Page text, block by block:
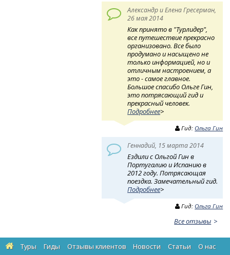
Александр и Елена Гресерман,
26 мая 2014
Как принято в "Турлидер",
все путешествие прекрасно
организовано. Все было
продумано и насыщено не
только информацией, но и
отличным настроением, а
это - самое главное.
Большое спасибо Ольге Гин,
это потрясающий гид и
прекрасный человек.
Подробнее>
Гид: Ольга Гин
Геннадий, 15 марта 2014
Ездили с Ольгой Гин в
Португалию и Испанию в
2012 году. Потрясающая
поездка. Замечательный гид.
Подробнее>
Гид: Ольга Гин
Все отзывы
Туры Гиды Отзывы клиентов Новости Статьи О нас